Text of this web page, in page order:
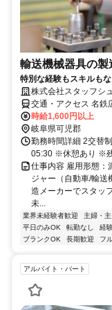
輸送機械器具の製
特別な経験もスキルも
株式会社スタッフシ
交通・アクセス 名鉄
時給1,600円以上
岐阜県可児郡
勤務時間詳細 2交替
05:30 ※休憩あり ※残
仕事内容 雇用形態：
ジャー（自動車/輸
造メーカーでスタッ
未...
業界未経験者歓迎 主婦・
平日のみOK
転勤なし 経
ブランクOK
長期歓迎 フ
アルバイト・パート